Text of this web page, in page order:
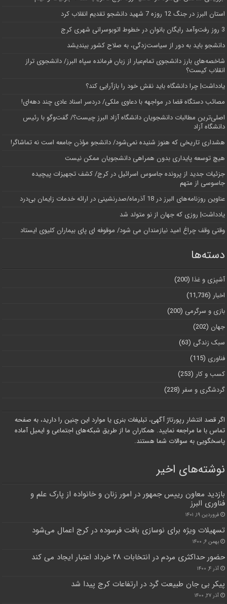
استان البرز در جنگ 12 روزه 7 شهید دانشجو تقدیم انقلاب کرد
3 روز رفت‌وآمد رایگان بانوان در خطوط اتوبوسرانی شهری کرج
دانشجو باید به دور از سیاست‌زدگی، به صلاح کشور بیندیشد
شاخصه‌های بارز دانشجوی تمام‌عیار از زبان فرمانده سپاه البرز/ دانشجوی تراز
انقلاب کیست؟
یادداشت| چرا دانشگاه باید نقش خود را بازآرایی کند؟
مصائب دستگاه قضا در مواجهه با دعاوی ملکی/ دردسر اسناد عادی چند‌ دهه‌ای!
اصلی‌ترین مطالبات دانشجویان دانشگاه آزاد البرز چیست؟/ گفت‌وگو با رئیس
دانشگاه آز‌اد
هشداری تاریخی که هنوز شنیده نمی‌شود/ دانشجو مؤذن جامعه است نه تماشاگر!
هیچ توسعه پایداری بدون همراهی دانشجویان ممکن نیست
جزئیات جدید از پرونده جاسوس اسرائیل در کرج/‌ کشف تجهیزات پیچیده
جاسوسی از متهم
عناوین روزنامه‌های البرز در ‌18 آذرماه/صدرنشینی در ارائه خدمات زایمان بی‌درد
یادداشت| روزی که جهان از نو متولد شد
وقتی وقف چراغ امید نیازمندان می شود/ موقوفه ای پای بیماران کلیوی ایستاد
دسته‌ها
آشپزی و غذا (200)
اخبار (11,736)
بازی و سرگرمی (200)
جهان (202)
سبک زندگی (63)
فناوری (115)
کسب و کار (253)
گردشگری و سفر (228)
اگر قصد انتشار رپورتاژ آگهی، تبلیغات بنری یا موارد این چنین را دارید، به صفحه
تماس با ما مراجعه نمایید. همکاران ما از طریق شبکه‌های اجتماعی و ایمیل آماده
پاسخگویی به سوالات شما هستند.
نوشته‌های اخیر
بازدید معاون رییس جمهور در امور زنان و خانواده از پارک علم و
فناوری البرز
فروردین ۱۹, ۱۴۰۱
تسهیلات ویژه برای نوسازی بافت فرسوده در کرج اعمال می‌شود
بهمن ۶, ۱۴۰۰
حضور حداکثری مردم در انتخابات ۲۸ خرداد اعتبار ایجاد می کند
آذر ۴, ۱۴۰۰
پیکر بی جان طبیعت گرد در ارتفاعات کرج پیدا شد
آذر ۲۷, ۱۴۰۰